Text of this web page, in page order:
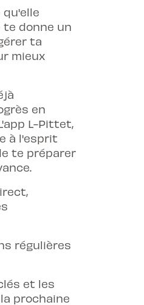
qu'elle
donne un
ta
mieux
en
L-Pittet,
à l'esprit
te préparer
régulières
et les
prochaine